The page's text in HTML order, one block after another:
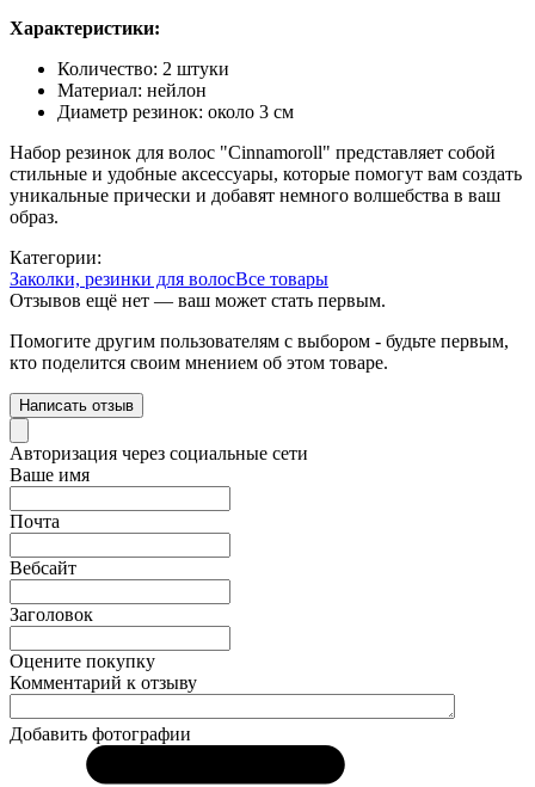
Характеристики:
Количество: 2 штуки
Материал: нейлон
Диаметр резинок: около 3 см
Набор резинок для волос "Cinnamoroll" представляет собой
стильные и удобные аксессуары, которые помогут вам создать
уникальные прически и добавят немного волшебства в ваш
образ.
Категории:
Заколки, резинки для волосВсе товары
Отзывов ещё нет — ваш может стать первым.
Помогите другим пользователям с выбором - будьте первым,
кто поделится своим мнением об этом товаре.
Написать отзыв
Авторизация через социальные сети
Ваше имя
Почта
Вебсайт
Заголовок
Оцените покупку
Комментарий к отзыву
Добавить фотографии